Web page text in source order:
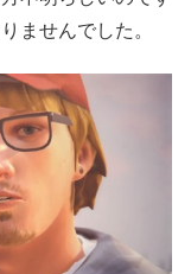
ませんでした。